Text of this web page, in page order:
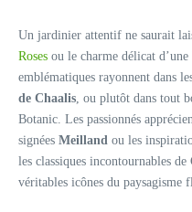
Un jardinier attentif ne saurait
Roses ou le charme délicat d’une
emblématiques rayonnent dans
de Chaalis, ou plutôt dans tout
Botanic. Les passionnés
signées Meilland ou les
les classiques incontournables
véritables icônes du paysagisme